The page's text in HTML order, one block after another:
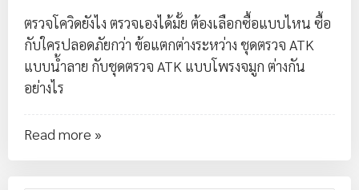
ตรวจโควิดยังไง ตรวจเองได้มั้ย ต้องเลือกซื้อแบบไหน ซื้อ
กับใครปลอดภัยกว่า ข้อแตกต่างระหว่าง ชุดตรวจ ATK
แบบน้ำลาย กับชุดตรวจ ATK แบบโพรงจมูก ต่างกัน
อย่างไร
Read more »